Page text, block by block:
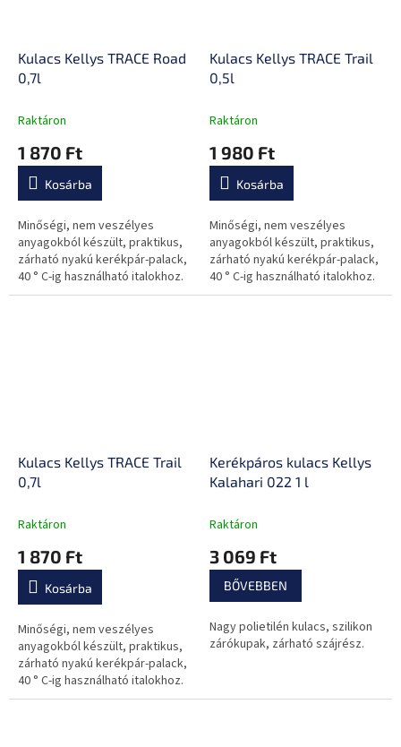
Kulacs Kellys TRACE Road
0,7l
Raktáron
1 870 Ft
Kosárba
Minőségi, nem veszélyes
anyagokból készült, praktikus,
zárható nyakú kerékpár-palack,
40 ° C-ig használható italokhoz.
Kulacs Kellys TRACE Trail
0,5l
Raktáron
1 980 Ft
Kosárba
Minőségi, nem veszélyes
anyagokból készült, praktikus,
zárható nyakú kerékpár-palack,
40 ° C-ig használható italokhoz.
Kulacs Kellys TRACE Trail
0,7l
Raktáron
1 870 Ft
Kosárba
Minőségi, nem veszélyes
anyagokból készült, praktikus,
zárható nyakú kerékpár-palack,
40 ° C-ig használható italokhoz.
Kerékpáros kulacs Kellys
Kalahari 022 1 l
Raktáron
3 069 Ft
BŐVEBBEN
Nagy polietilén kulacs, szilikon
zárókupak, zárható szájrész.